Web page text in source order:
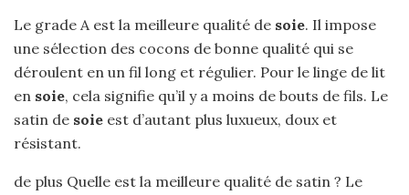
Le grade A est la meilleure qualité de soie. Il impose
une sélection des cocons de bonne qualité qui se
déroulent en un fil long et régulier. Pour le linge de lit
en soie, cela signifie qu’il y a moins de bouts de fils. Le
satin de soie est d’autant plus luxueux, doux et
résistant.
de plus Quelle est la meilleure qualité de satin ? Le